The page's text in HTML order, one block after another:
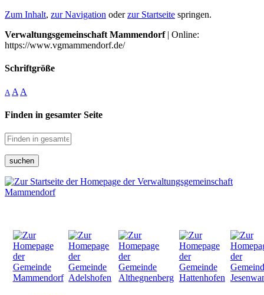
Zum Inhalt, zur Navigation oderzur Startseite springen.
Verwaltungsgemeinschaft Mammendorf| Online:
https://www.vgmammendorf.de/
Schriftgröße
A A A
Finden in gesamter Seite
suchen